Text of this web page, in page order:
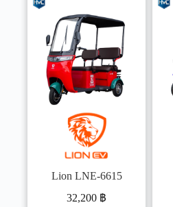
Lion LNE-6615
32,200 ฿